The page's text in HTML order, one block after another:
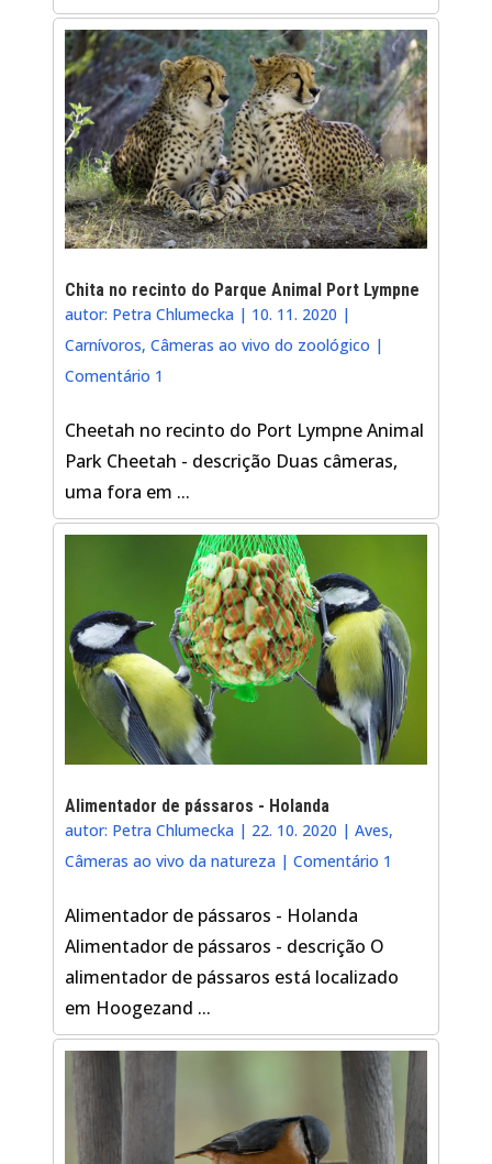
Chita no recinto do Parque Animal Port Lympne
autor: Petra Chlumecka | 10. 11. 2020 |
Carnívoros,Câmeras ao vivo do zoológico |
Comentário 1
Cheetah no recinto do Port Lympne Animal
Park Cheetah - descrição Duas câmeras,
uma fora em ...
Alimentador de pássaros - Holanda
autor: Petra Chlumecka | 22. 10. 2020 |Aves,
Câmeras ao vivo da natureza |Comentário 1
Alimentador de pássaros - Holanda
Alimentador de pássaros - descrição O
alimentador de pássaros está localizado
em Hoogezand ...